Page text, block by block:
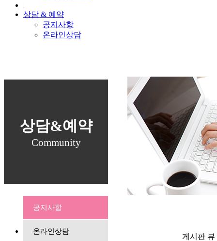
|
상담 & 예약
공지사항
온라인상담
상담&예약
Community
공지사항
온라인상담
게시판 뷰